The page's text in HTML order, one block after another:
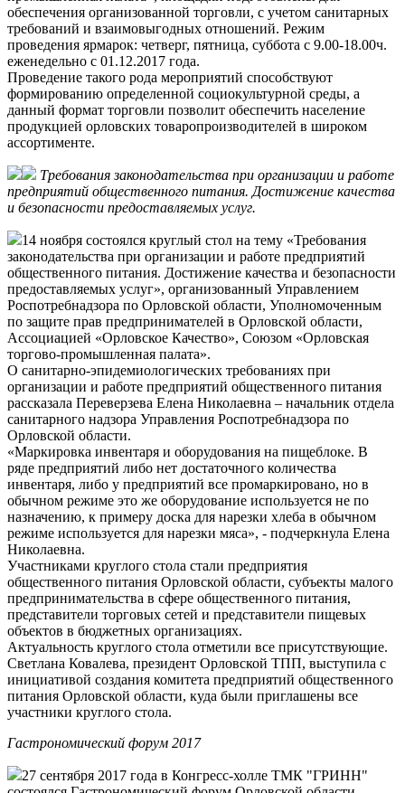
обеспечения организованной торговли, с учетом санитарных
требований и взаимовыгодных отношений. Режим
проведения ярмарок: четверг, пятница, суббота с 9.00-18.00ч.
еженедельно с 01.12.2017 года.
Проведение такого рода мероприятий способствуют
формированию определенной социокультурной среды, а
данный формат торговли позволит обеспечить население
продукцией орловских товаропроизводителей в широком
ассортименте.
Требования законодательства при организации и работе
предприятий общественного питания. Достижение качества
и безопасности предоставляемых услуг.
14 ноября состоялся круглый стол на тему «Требования
законодательства при организации и работе предприятий
общественного питания. Достижение качества и безопасности
предоставляемых услуг», организованный Управлением
Роспотребнадзора по Орловской области, Уполномоченным
по защите прав предпринимателей в Орловской области,
Ассоциацией «Орловское Качество», Союзом «Орловская
торгово-промышленная палата».
О санитарно-эпидемиологических требованиях при
организации и работе предприятий общественного питания
рассказала Переверзева Елена Николаевна – начальник отдела
санитарного надзора Управления Роспотребнадзора по
Орловской области.
«Маркировка инвентаря и оборудования на пищеблоке. В
ряде предприятий либо нет достаточного количества
инвентаря, либо у предприятий все промаркировано, но в
обычном режиме это же оборудование используется не по
назначению, к примеру доска для нарезки хлеба в обычном
режиме используется для нарезки мяса», - подчеркнула Елена
Николаевна.
Участниками круглого стола стали предприятия
общественного питания Орловской области, субъекты малого
предпринимательства в сфере общественного питания,
представители торговых сетей и представители пищевых
объектов в бюджетных организациях.
Актуальность круглого стола отметили все присутствующие.
Светлана Ковалева, президент Орловской ТПП, выступила с
инициативой создания комитета предприятий общественного
питания Орловской области, куда были приглашены все
участники круглого стола.
Гастрономический форум 2017
27 сентября 2017 года в Конгресс-холле ТМК "ГРИНН"